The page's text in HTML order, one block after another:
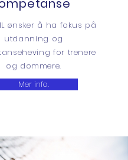
ønsker å ha fokus på
utdanning og
for trenere
og dommere.
Mer info.